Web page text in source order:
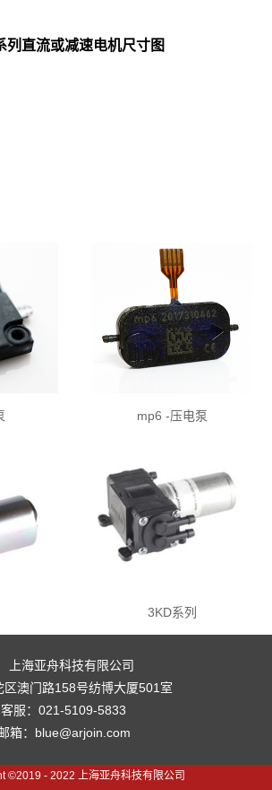
列直流或减速电机尺寸图
mp6 -压电泵
3KD系列
上海亚舟科技有限公司
区澳门路158号纺博大厦501室
客服：021-5109-5833
箱：blue@arjoin.com
©2019 - 2022 上海亚舟科技有限公司